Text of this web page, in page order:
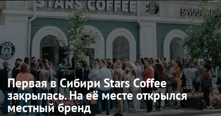
Первая в Сибири Stars Coffee
закрылась. На её месте открылся
местный бренд